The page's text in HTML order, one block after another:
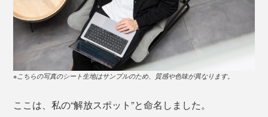
※こちらの写真のシート生地はサンプルのため、質感や色味が異なります。
ここは、私の“解放スポット”と命名しました。